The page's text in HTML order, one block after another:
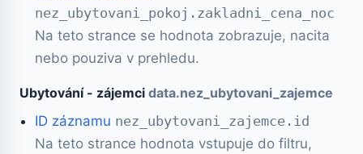
nez_ubytovani_pokoj.zakladni_cena_noc
Na teto strance se hodnota zobrazuje, nacita
nebo pouziva v prehledu.
Ubytování - zájemci data.nez_ubytovani_zajemce
ID záznamu nez_ubytovani_zajemce.id
Na teto strance hodnota vstupuje do filtru,